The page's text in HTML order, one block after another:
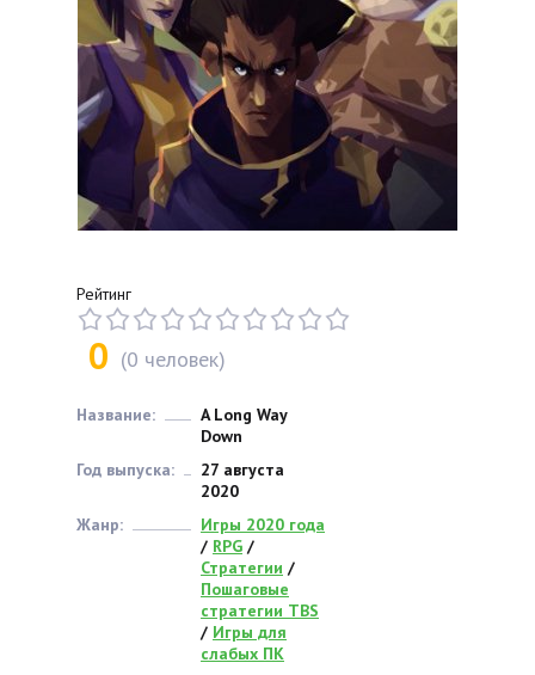
Рейтинг
0 (0 человек)
Название:
A Long Way
Down
Год выпуска:
27 августа
2020
Жанр:
Игры 2020 года
/ RPG /
Стратегии /
Пошаговые
стратегии TBS
/ Игры для
слабых ПК